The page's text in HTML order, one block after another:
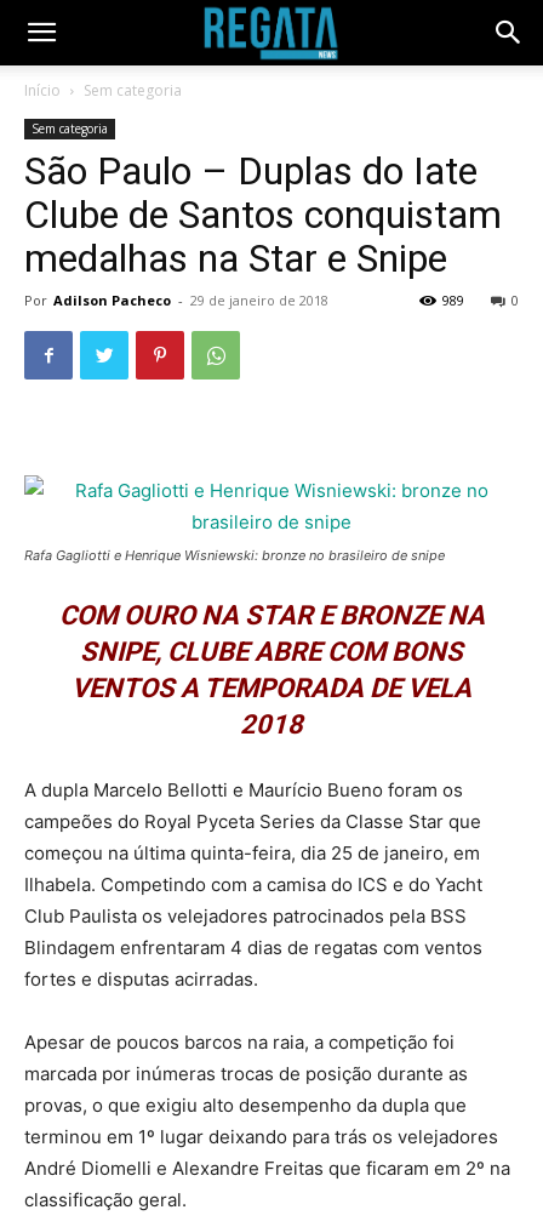
Início Sem categoria
Sem categoria
São Paulo – Duplas do Iate
Clube de Santos conquistam
medalhas na Star e Snipe
Por Adilson Pacheco - 29 de janeiro de 2018 0
989
Rafa Gagliotti e Henrique Wisniewski: bronze no brasileiro de snipe
COM OURO NA STAR E BRONZE NA
SNIPE, CLUBE ABRE COM BONS
VENTOS A TEMPORADA DE VELA
2018
A dupla Marcelo Bellotti e Maurício Bueno foram os
campeões do Royal Pyceta Series da Classe Star que
começou na última quinta-feira, dia 25 de janeiro, em
Ilhabela. Competindo com a camisa do ICS e do Yacht
Club Paulista os velejadores patrocinados pela BSS
Blindagem enfrentaram 4 dias de regatas com ventos
fortes e disputas acirradas.
Apesar de poucos barcos na raia, a competição foi
marcada por inúmeras trocas de posição durante as
provas, o que exigiu alto desempenho da dupla que
terminou em 1º lugar deixando para trás os velejadores
André Diomelli e Alexandre Freitas que ficaram em 2º na
classificação geral.